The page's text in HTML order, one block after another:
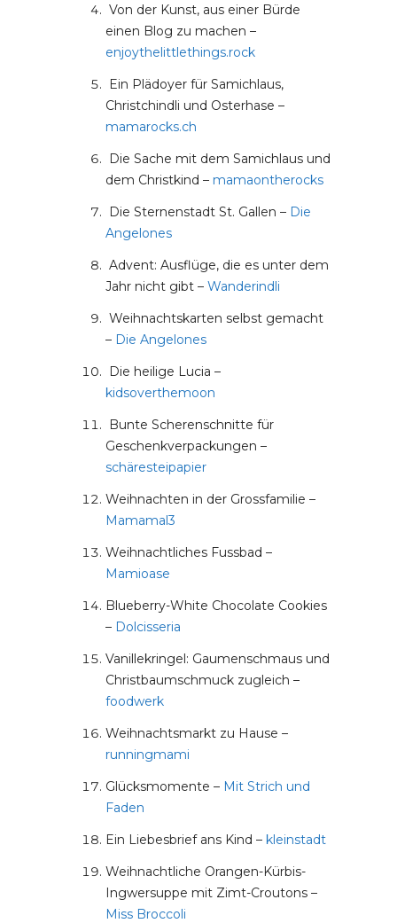
Von der Kunst, aus einer Bürde
einen Blog zu machen –
enjoythelittlethings.rock
Ein Plädoyer für Samichlaus,
Christchindli und Osterhase –
mamarocks.ch
Die Sache mit dem Samichlaus und
dem Christkind – mamaontherocks
Die Sternenstadt St. Gallen – Die
Angelones
Advent: Ausflüge, die es unter dem
Jahr nicht gibt – Wanderindli
Weihnachtskarten selbst gemacht
– Die Angelones
Die heilige Lucia –
kidsoverthemoon
Bunte Scherenschnitte für
Geschenkverpackungen –
schäresteipapier
Weihnachten in der Grossfamilie –
Mamamal3
Weihnachtliches Fussbad –
Mamioase
Blueberry-White Chocolate Cookies
– Dolcisseria
Vanillekringel: Gaumenschmaus und
Christbaumschmuck zugleich –
foodwerk
Weihnachtsmarkt zu Hause –
runningmami
Glücksmomente – Mit Strich und
Faden
Ein Liebesbrief ans Kind – kleinstadt
Weihnachtliche Orangen-Kürbis-
Ingwersuppe mit Zimt-Croutons –
Miss Broccoli